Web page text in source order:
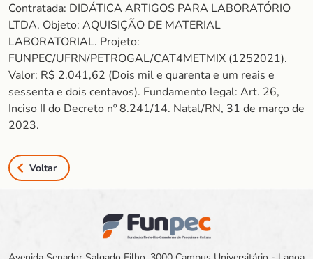
Contratada: DIDÁTICA ARTIGOS PARA LABORATÓRIO
LTDA. Objeto: AQUISIÇÃO DE MATERIAL
LABORATORIAL. Projeto:
FUNPEC/UFRN/PETROGAL/CAT4METMIX (1252021).
Valor: R$ 2.041,62 (Dois mil e quarenta e um reais e
sessenta e dois centavos). Fundamento legal: Art. 26,
Inciso II do Decreto nº 8.241/14. Natal/RN, 31 de março de
2023.
Voltar